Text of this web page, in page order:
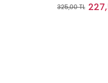
325,00 TL